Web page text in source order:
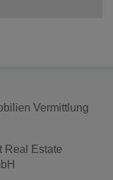
Vermittlung
Real Estate